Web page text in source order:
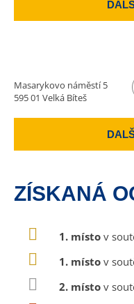
Masarykovo náměstí 5
595 01 Velká Bíteš
ZÍSKANÁ
1. místo v
1. místo v
2. místo v